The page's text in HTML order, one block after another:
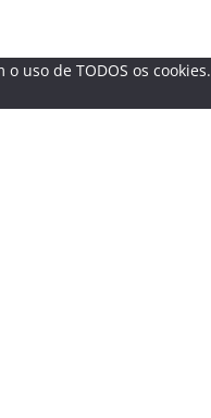
uso de TODOS os cookies.